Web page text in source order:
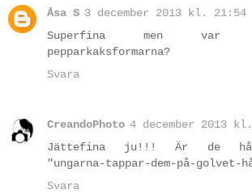
Åsa S 3 december 2013 kl. 21:54
Superfina men var
pepparkaksformarna?
Svara
CreandoPhoto 4 december 2013
Jättefina ju!!! Är de
"ungarna-tappar-dem-på-golvet-
Svara